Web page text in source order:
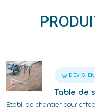
DEVIS
Table de
Etabli de chantier pour